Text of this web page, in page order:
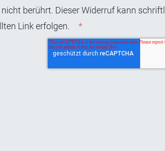
berührt. Dieser Widerruf kann
Link erfolgen.
*